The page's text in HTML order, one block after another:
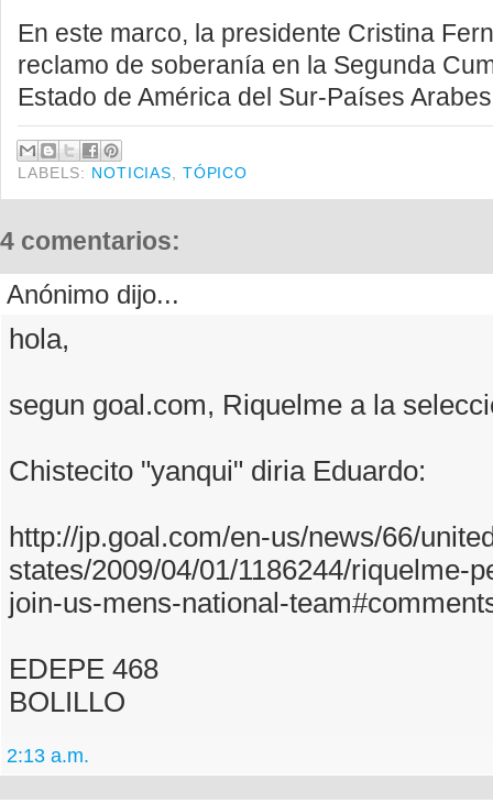
En este marco, la presidente Cristina
reclamo de soberanía en la Segunda
Estado de América del Sur-Países
LABELS: NOTICIAS TÓPICO
4 comentarios:
Anónimo dijo...
hola,
segun goal.com, Riquelme a la
Chistecito "yanqui" diria Eduardo:
http://jp.goal.com/en-us/news/66/
states/2009/04/01/1186244/riquelme-
join-us-mens-national-
EDEPE 468
BOLILLO
2:13 a.m.